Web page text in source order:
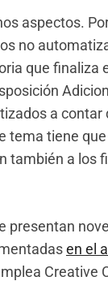
aspectos.
no
que finaliza
a contar
tema tiene
también a los
presentan
en el
Creative